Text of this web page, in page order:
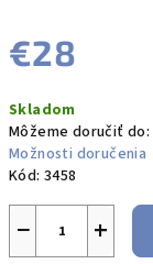
€28
cena:
Skladom
Môžeme doručiť do:
Možnosti doručenia
Kód: 3458
+
−